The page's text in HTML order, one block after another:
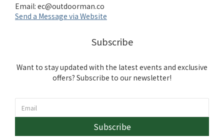
Email: ec@outdoorman.co
Send a Message via Website
Subscribe
Want to stay updated with the latest events and exclusive
offers? Subscribe to our newsletter!
Subscribe